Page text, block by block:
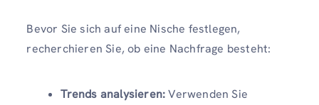
Bevor Sie sich auf eine Nische festlegen,
recherchieren Sie, ob eine Nachfrage besteht:
Trends analysieren:Verwenden Sie